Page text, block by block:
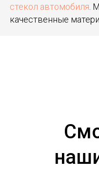
стекол автомобиля.
качественные